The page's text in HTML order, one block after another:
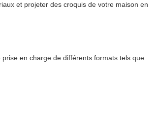
et projeter des croquis de votre maison en
en charge de différents formats tels que